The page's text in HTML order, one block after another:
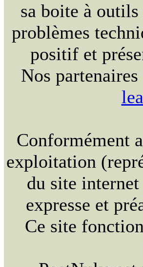
sa boite à
problèmes
positif et
Nos partenaires
Conformément
exploitation
du site
expresse et
Ce site